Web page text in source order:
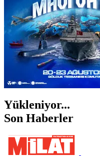
Yükleniyor...
Son Haberler